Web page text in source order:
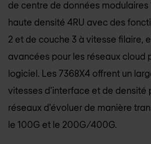
de centre de données
haute densité 4RU avec des
2 et de couche 3 à vitesse filaire,
avancées pour les réseaux cloud
logiciel. Les 7368X4 offrent un
vitesses d'interface et de densité
réseaux d'évoluer de manière
le 100G et le 200G/400G.